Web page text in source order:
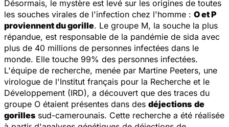
Désormais, le mystère est levé sur les origines de toutes
les souches virales de l'infection chez l'homme : O et P
proviennent du gorille. Le groupe M, la souche la plus
répandue, est responsable de la pandémie de sida avec
plus de 40 millions de personnes infectées dans le
monde. Elle touche 99% des personnes infectées.
L'équipe de recherche, menée par Martine Peeters, une
virologue de l'Institut français pour la Recherche et le
Développement (IRD), a découvert que des traces du
groupe O étaient présentes dans des déjections de
gorilles sud-camerounais. Cette recherche a été réalisée